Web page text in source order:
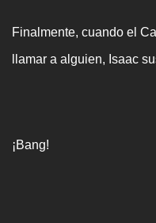
Finalmente, cuando el
llamar a alguien, Isaac
¡Bang!